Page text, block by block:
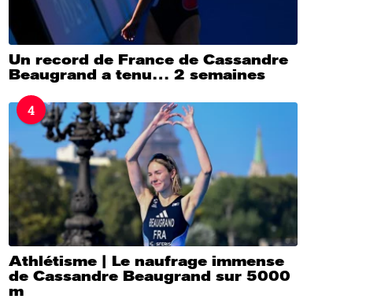
Un record de France de Cassandre
Beaugrand a tenu… 2 semaines
4
Athlétisme | Le naufrage immense
de Cassandre Beaugrand sur 5000
m